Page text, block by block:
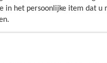
in het persoonlijke item dat u